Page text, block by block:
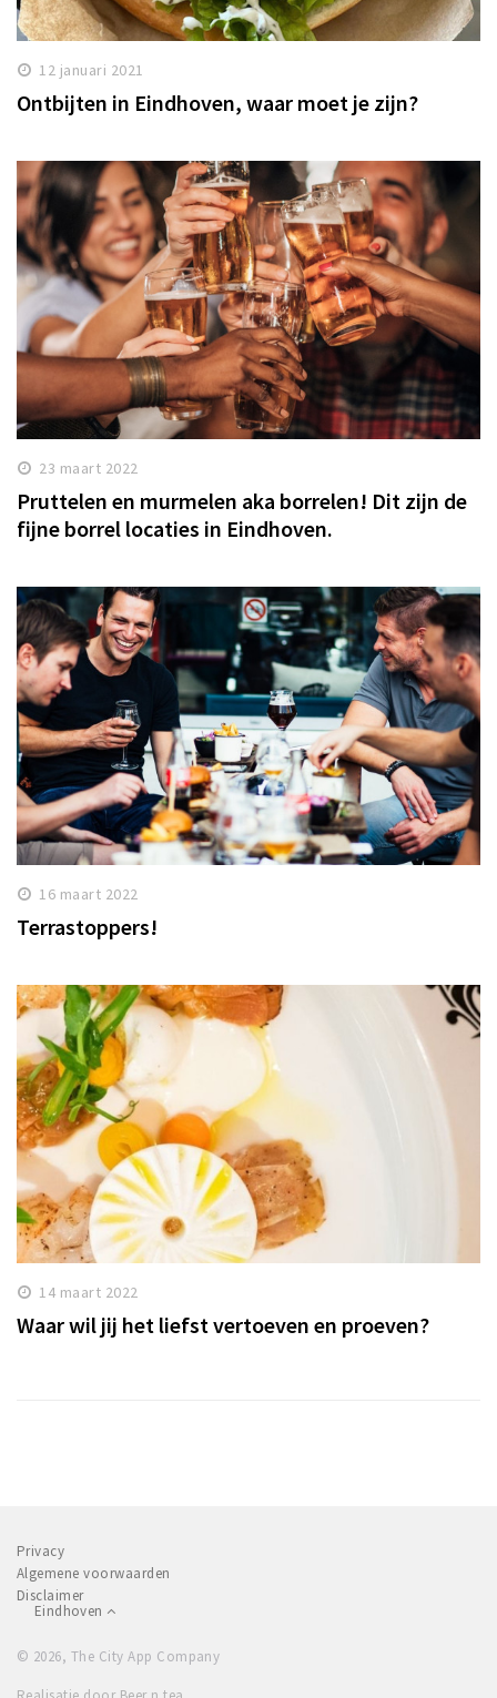
12 januari 2021
Ontbijten in Eindhoven, waar moet je zijn?
23 maart 2022
Pruttelen en murmelen aka borrelen! Dit zijn de
fijne borrel locaties in Eindhoven.
16 maart 2022
Terrastoppers!
14 maart 2022
Waar wil jij het liefst vertoeven en proeven?
Privacy
Algemene voorwaarden
Disclaimer
Eindhoven
© 2026, The City App Company